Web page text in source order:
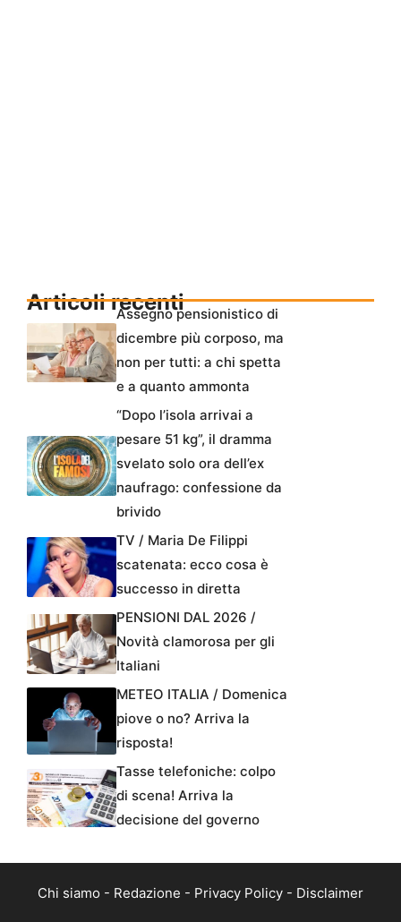
Articoli recentiAssegno pensionistico di
dicembre più corposo, ma
non per tutti: a chi spetta
e a quanto ammonta
“Dopo l’isola arrivai a
pesare 51 kg”, il dramma
svelato solo ora dell’ex
naufrago: confessione da
brivido
TV / Maria De Filippi
scatenata: ecco cosa è
successo in diretta
PENSIONI DAL 2026 /
Novità clamorosa per gli
Italiani
METEO ITALIA / Domenica
piove o no? Arriva la
risposta!
Tasse telefoniche: colpo
di scena! Arriva la
decisione del governo
Chi siamo - Redazione - Privacy Policy - Disclaimer